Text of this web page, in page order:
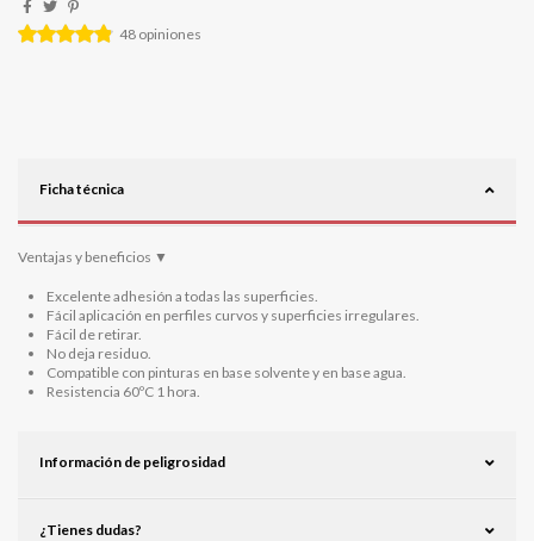
48 opiniones
Ficha técnica
Ventajas y beneficios ▼
Excelente adhesión a todas las superficies.
Fácil aplicación en perfiles curvos y superficies irregulares.
Fácil de retirar.
No deja residuo.
Compatible con pinturas en base solvente y en base agua.
Resistencia 60ºC 1 hora.
Información de peligrosidad
¿Tienes dudas?